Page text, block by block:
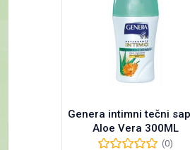
Genera intimni tečni
Aloe Vera 300ML
(0)